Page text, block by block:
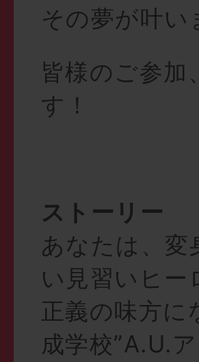
その夢が叶い
皆様のご参
す！
ストーリー
あなたは、
い見習いヒー
正義の味方に
成学校”A.U.